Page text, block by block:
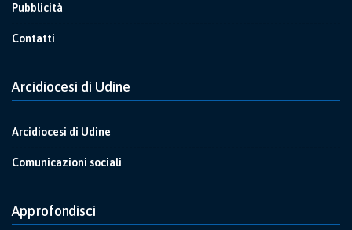
Pubblicità
Contatti
Arcidiocesi di Udine
Arcidiocesi di Udine
Comunicazioni sociali
Approfondisci